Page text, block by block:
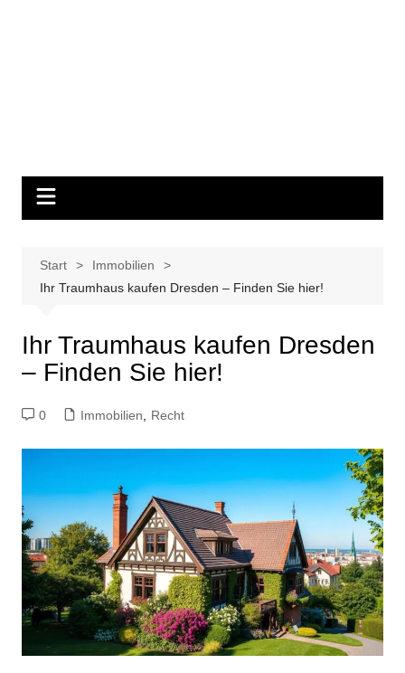
Start
Immobilien
Ihr Traumhaus kaufen Dresden – Finden Sie hier!
Ihr Traumhaus kaufen Dresden
– Finden Sie hier!
0 Immobilien Recht